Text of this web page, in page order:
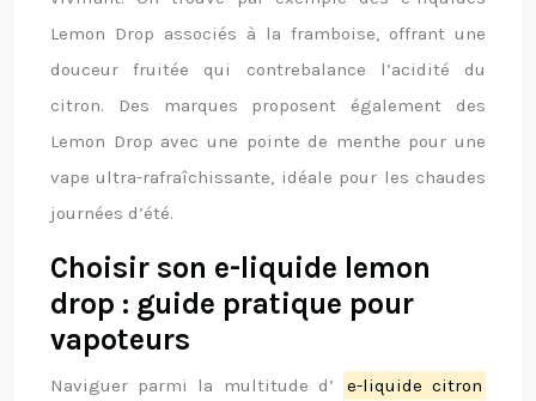
Lemon Drop associés à la framboise, offrant une
douceur fruitée qui contrebalance l’acidité du
citron. Des marques proposent également des
Lemon Drop avec une pointe de menthe pour une
vape ultra-rafraîchissante, idéale pour les chaudes
journées d’été.
Choisir son e-liquide lemon
drop : guide pratique pour
vapoteurs
Naviguer parmi la multitude d’ e-liquide citron